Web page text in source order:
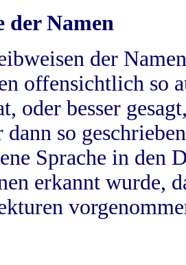
der Namen
der
offensichtlich so
oder besser
dann so
Sprache in
erkannt wurde,